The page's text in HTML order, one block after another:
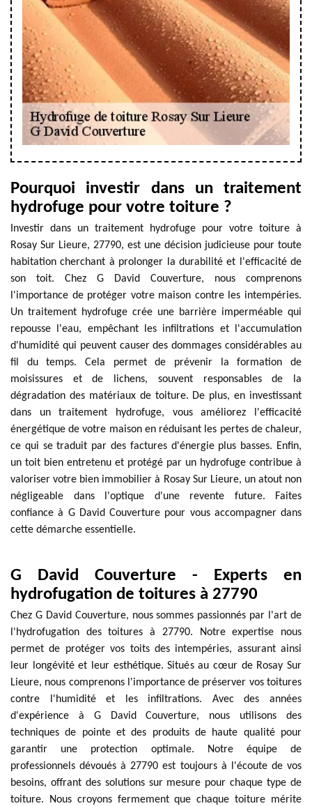
Pourquoi investir dans un traitement
hydrofuge pour votre toiture ?
Investir dans un traitement hydrofuge pour votre toiture à
Rosay Sur Lieure, 27790, est une décision judicieuse pour toute
habitation cherchant à prolonger la durabilité et l'efficacité de
son toit. Chez G David Couverture, nous comprenons
l'importance de protéger votre maison contre les intempéries.
Un traitement hydrofuge crée une barrière imperméable qui
repousse l'eau, empêchant les infiltrations et l'accumulation
d'humidité qui peuvent causer des dommages considérables au
fil du temps. Cela permet de prévenir la formation de
moisissures et de lichens, souvent responsables de la
dégradation des matériaux de toiture. De plus, en investissant
dans un traitement hydrofuge, vous améliorez l'efficacité
énergétique de votre maison en réduisant les pertes de chaleur,
ce qui se traduit par des factures d'énergie plus basses. Enfin,
un toit bien entretenu et protégé par un hydrofuge contribue à
valoriser votre bien immobilier à Rosay Sur Lieure, un atout non
négligeable dans l'optique d'une revente future. Faites
confiance à G David Couverture pour vous accompagner dans
cette démarche essentielle.
G David Couverture - Experts en
hydrofugation de toitures à 27790
Chez G David Couverture, nous sommes passionnés par l'art de
l'hydrofugation des toitures à 27790. Notre expertise nous
permet de protéger vos toits des intempéries, assurant ainsi
leur longévité et leur esthétique. Situés au cœur de Rosay Sur
Lieure, nous comprenons l'importance de préserver vos toitures
contre l'humidité et les infiltrations. Avec des années
d'expérience à G David Couverture, nous utilisons des
techniques de pointe et des produits de haute qualité pour
garantir une protection optimale. Notre équipe de
professionnels dévoués à 27790 est toujours à l'écoute de vos
besoins, offrant des solutions sur mesure pour chaque type de
toiture. Nous croyons fermement que chaque toiture mérite